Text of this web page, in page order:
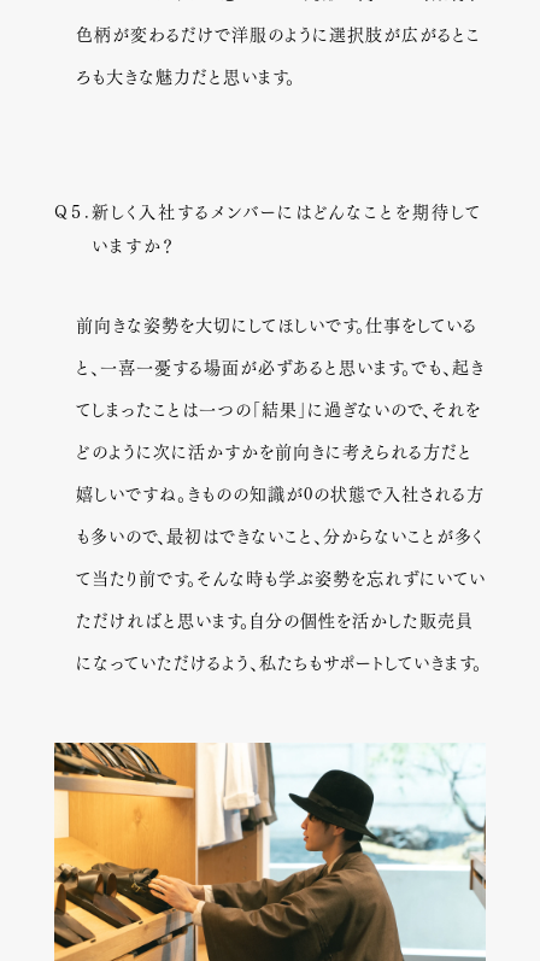
色柄が変わるだけで洋服のように選択肢が広がるとこ
ろも大きな魅力だと思います。
Q５.新しく入社するメンバーにはどんなことを期待して
いますか？
前向きな姿勢を大切にしてほしいです。仕事をしている
と、一喜一憂する場面が必ずあると思います。でも、起き
てしまったことは一つの「結果」に過ぎないので、それを
どのように次に活かすかを前向きに考えられる方だと
嬉しいですね。きものの知識が0の状態で入社される方
も多いので、最初はできないこと、分からないことが多く
て当たり前です。そんな時も学ぶ姿勢を忘れずにいてい
ただければと思います。自分の個性を活かした販売員
になっていただけるよう、私たちもサポートしていきます。